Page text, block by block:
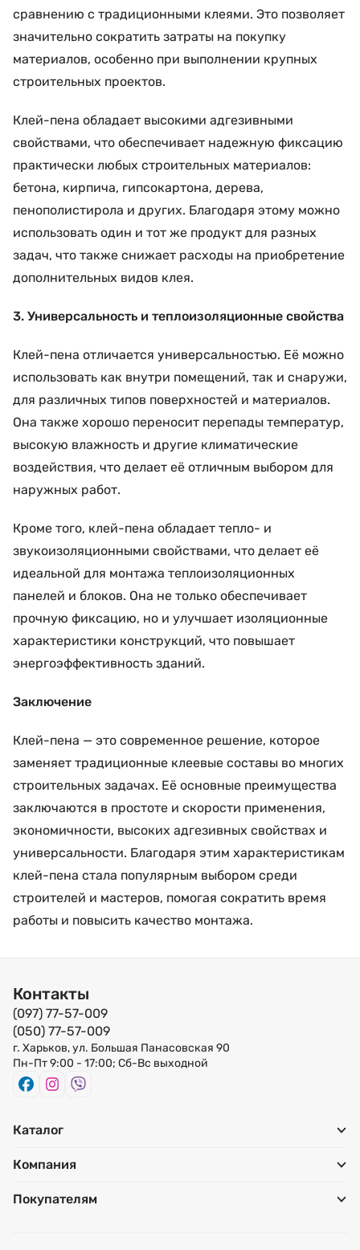
сравнению с традиционными клеями. Это позволяет
значительно сократить затраты на покупку
материалов, особенно при выполнении крупных
строительных проектов.
Клей-пена обладает высокими адгезивными
свойствами, что обеспечивает надежную фиксацию
практически любых строительных материалов:
бетона, кирпича, гипсокартона, дерева,
пенополистирола и других. Благодаря этому можно
использовать один и тот же продукт для разных
задач, что также снижает расходы на приобретение
дополнительных видов клея.
3. Универсальность и теплоизоляционные свойства
Клей-пена отличается универсальностью. Её можно
использовать как внутри помещений, так и снаружи,
для различных типов поверхностей и материалов.
Она также хорошо переносит перепады температур,
высокую влажность и другие климатические
воздействия, что делает её отличным выбором для
наружных работ.
Кроме того, клей-пена обладает тепло- и
звукоизоляционными свойствами, что делает её
идеальной для монтажа теплоизоляционных
панелей и блоков. Она не только обеспечивает
прочную фиксацию, но и улучшает изоляционные
характеристики конструкций, что повышает
энергоэффективность зданий.
Заключение
Клей-пена — это современное решение, которое
заменяет традиционные клеевые составы во многих
строительных задачах. Её основные преимущества
заключаются в простоте и скорости применения,
экономичности, высоких адгезивных свойствах и
универсальности. Благодаря этим характеристикам
клей-пена стала популярным выбором среди
строителей и мастеров, помогая сократить время
работы и повысить качество монтажа.
Контакты
(097) 77-57-009
(050) 77-57-009
г. Харьков, ул. Большая Панасовская 90
Пн-Пт 9:00 - 17:00; Сб-Вс выходной
Каталог
Компания
Покупателям